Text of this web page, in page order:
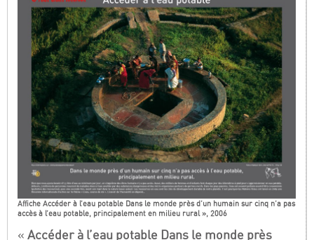
Affiche Accéder à l’eau potable Dans le monde près d’un humain sur cinq n’a pas
accès à l’eau potable, principalement en milieu rural », 2006
«Accéder à l’eau potable Dans le monde près